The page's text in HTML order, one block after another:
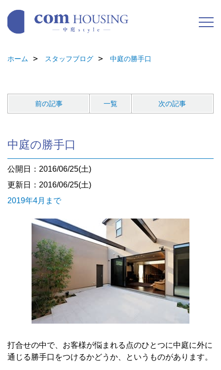
ホーム スタッフブログ 中庭の勝手口
前の記事 一覧 次の記事
中庭の勝手口
公開日：2016/06/25(土)
更新日：2016/06/25(土)
2019年4月まで
打合せの中で、お客様が悩まれる点のひとつに中庭に外に
通じる勝手口をつけるかどうか、というものがあります。